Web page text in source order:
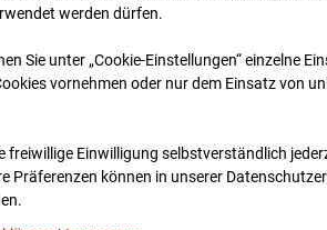
werden dürfen.
Sie unter „Cookie-Einstellungen“ einzelne
vornehmen oder nur dem Einsatz von
freiwillige Einwilligung selbstverständlich
Prä­fe­renzen können in unserer